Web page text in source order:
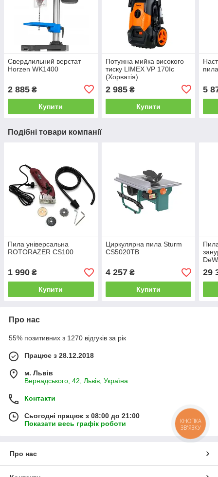
Свердлильний верстат
Horzen WK1400
2 885 ₴
Купити
Потужна мийка високого
тиску LIMEX VP 170Ic
(Хорватія)
2 985₴
Купити
5
Подібні товари компанії
Пила універсальна
ROTORAZER CS100
1 990 ₴
Купити
Циркулярна пила Sturm
CS5020TB
4 257₴
Купити
29
Про нас
55% позитивних з 1270 відгуків за рік
Працює з 28.12.2018
м. Львів
Вернадського, 42, Львів, Україна
Контакти
Сьогодні працює з 08:00 до 21:00
Показати весь графік роботи
Про нас
КНОПКА
ЗВ'ЯЗКУ